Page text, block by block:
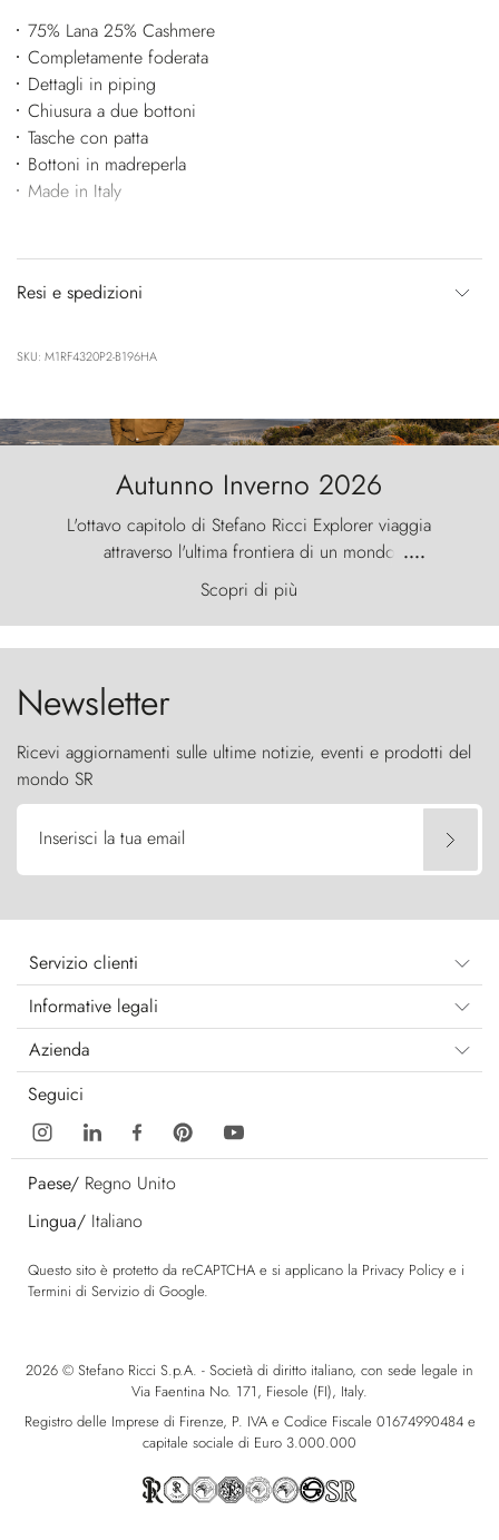
75% Lana 25% Cashmere
Completamente foderata
Dettagli in piping
Chiusura a due bottoni
Tasche con patta
Bottoni in madreperla
Made in Italy
Resi e spedizioni
SKU: M1RF4320P2-B196HA
Autunno Inverno 2026
L'ottavo capitolo di Stefano Ricci Explorer viaggia
attraverso l'ultima frontiera di un mondo
primordiale, dove il vento scolpisce la natura con
furia ancestrale e le Torres del Paine sfidano il
cielo come sentinelle di pietra.
....
Scopri di più
Newsletter
Ricevi aggiornamenti sulle ultime notizie, eventi e prodotti del
mondo SR
Inserisci la tua email
Servizio clienti
Informative legali
Azienda
Seguici
Paese/ Regno Unito
Lingua/ Italiano
Questo sito è protetto da reCAPTCHA e si applicano la Privacy Policy e i
Termini di Servizio di Google.
2026 © Stefano Ricci S.p.A. - Società di diritto italiano, con sede legale in
Via Faentina No. 171, Fiesole (FI), Italy.
Registro delle Imprese di Firenze, P. IVA e Codice Fiscale 01674990484 e
capitale sociale di Euro 3.000.000